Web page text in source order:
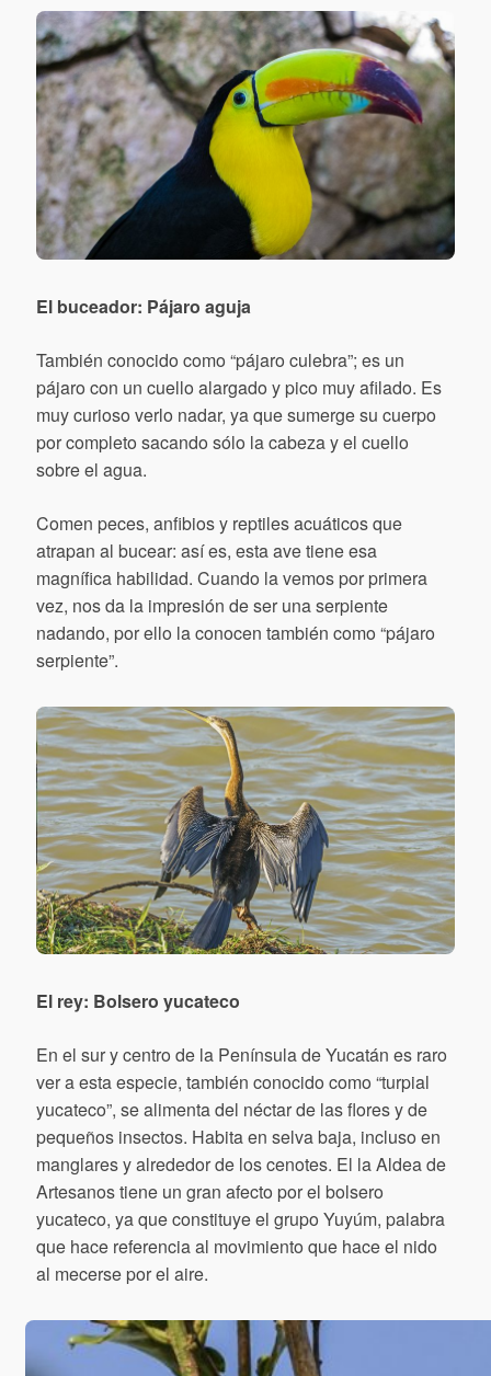
El buceador: Pájaro aguja
También conocido como “pájaro culebra”; es un
pájaro con un cuello alargado y pico muy afilado. Es
muy curioso verlo nadar, ya que sumerge su cuerpo
por completo sacando sólo la cabeza y el cuello
sobre el agua.
Comen peces, anfibios y reptiles acuáticos que
atrapan al bucear: así es, esta ave tiene esa
magnífica habilidad. Cuando la vemos por primera
vez, nos da la impresión de ser una serpiente
nadando, por ello la conocen también como “pájaro
serpiente”.
El rey: Bolsero yucateco
En el sur y centro de la Península de Yucatán es raro
ver a esta especie, también conocido como “turpial
yucateco”, se alimenta del néctar de las flores y de
pequeños insectos. Habita en selva baja, incluso en
manglares y alrededor de los cenotes. El la Aldea de
Artesanos tiene un gran afecto por el bolsero
yucateco, ya que constituye el grupo Yuyúm, palabra
que hace referencia al movimiento que hace el nido
al mecerse por el aire.